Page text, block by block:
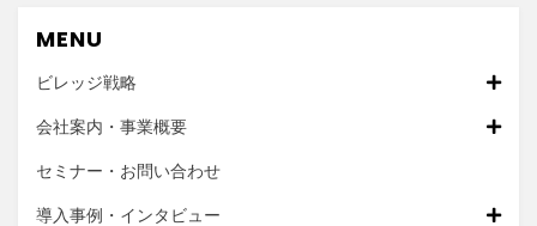
MENU
ビレッジ戦略
会社案内・事業概要
セミナー・お問い合わせ
導入事例・インタビュー